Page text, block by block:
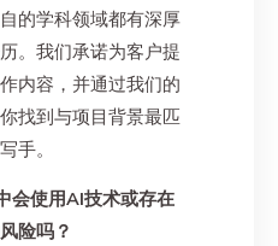
的学科领域都有深厚
。我们承诺为客户提
内容，并通过我们的
找到与项目背景最匹
手。
会使用AI技术或存在
险吗？